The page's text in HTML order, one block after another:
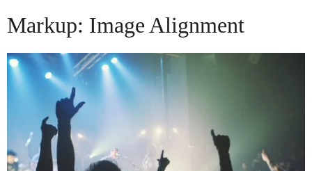
Markup: Image Alignment